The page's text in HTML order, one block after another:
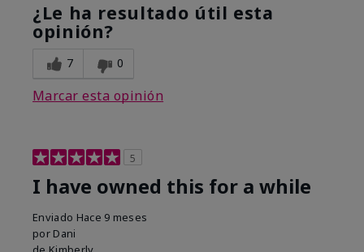
¿Le ha resultado útil esta
opinión?
7 0
Marcar esta opinión
5
I have owned this for a while
Enviado Hace 9 meses
por Dani